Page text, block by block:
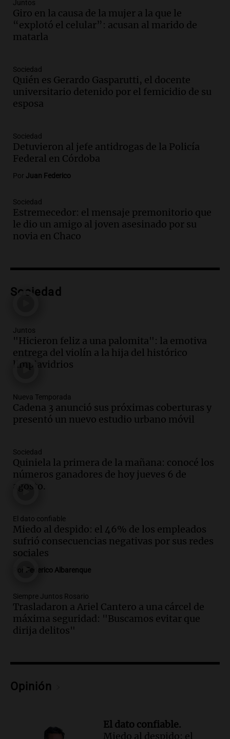
conmovedora historia de "El Duende" y
su hija violinista
La Mesa de Café
Córdoba homenajeó a León XIV con una
pizza esculpida con su rostro
Radioinforme 3
Episodios
Estudio Urbano: recorrerá los barrios de
Córdoba
Juntos
coberturas y presentó un nuevo estudio
urbano móvil
Episodios
memoria y justicia
Episodios
"Buscamos evitar que dirija delitos"
Noticias Rosario
Episodios
Audio.Senado debatirá proyecto de
capítulo de tierras hoy a las 14 horas
Noticias
Episodios
vivo en Culiacán, Sinaloa
Panorama Federal
Episodios
Audio.
celular en Córdoba
Noticias
Episodios
Audio.
madres buscadoras en México en medio
Episodios
Audio.Tormentas y vientos intensos
afectan Santa Fe: recomendaciones para
Episodios
generan inconvenientes en Córdoba: un
Episodios
Juntos
Giro en la causa de la mujer a la que le
“explotó el celular”: acusan al marido de
matarla
Sociedad
Quién es Gerardo Gasparutti, el docente
universitario detenido por el femicidio de su
esposa
Sociedad
Detuvieron al jefe antidrogas de la Policía
Federal en Córdoba
Por Juan Federico
Sociedad
Estremecedor: el mensaje premonitorio que
le dio un amigo al joven asesinado por su
novia en Chaco
Sociedad
Juntos
"Hicieron feliz a una palomita": la emotiva
entrega del violín a la hija del histórico
limpiavidrios
Nueva Temporada
Cadena 3 anunció sus próximas coberturas y
presentó un nuevo estudio urbano móvil
Sociedad
Quiniela la primera de la mañana: conocé los
números ganadores de hoy jueves 6 de
agosto.
El dato confiable
Miedo al despido: el 46% de los empleados
sufrió consecuencias negativas por sus redes
sociales
Federico Albarenque
Siempre Juntos Rosario
Trasladaron a Ariel Cantero a una cárcel de
máxima seguridad: "Buscamos evitar que
dirija delitos"
Opinión
El dato confiable.
Miedo al despido: el